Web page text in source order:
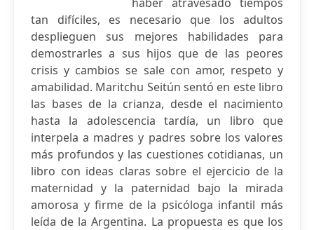
tan difíciles, es necesario que los adultos
desplieguen sus mejores habilidades para
demostrarles a sus hijos que de las peores
crisis y cambios se sale con amor, respeto y
amabilidad. Maritchu Seitún sentó en este libro
las bases de la crianza, desde el nacimiento
hasta la adolescencia tardía, un libro que
interpela a madres y padres sobre los valores
más profundos y las cuestiones cotidianas, un
libro con ideas claras sobre el ejercicio de la
maternidad y la paternidad bajo la mirada
amorosa y firme de la psicóloga infantil más
leída de la Argentina. La propuesta es que los